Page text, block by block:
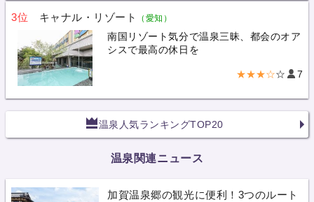
3位 キャナル・リゾート （愛知）
南国リゾート気分で温泉三昧、都会のオア
シスで最高の休日を
★★★☆☆ 7
温泉人気ランキングTOP20
温泉関連ニュース
加賀温泉郷の観光に便利！3つのルート